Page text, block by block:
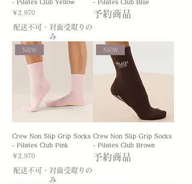
- Pilates Club Yellow
価格
￥2,970
配送不可・対面受取りの
み
- Pilates Club Blue
予約商品
NEW
Crew Non Slip Grip Socks
- Pilates Club Pink
価格
￥2,970
配送不可・対面受取りの
み
NEW
Crew Non Slip Grip Socks
- Pilates Club Brown
予約商品